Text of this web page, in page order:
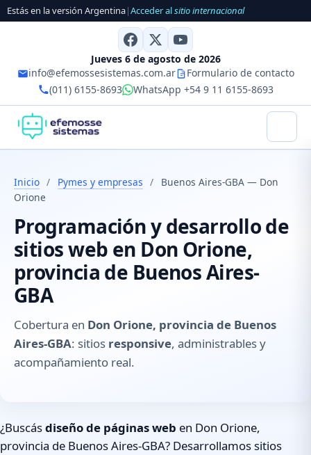
Estás en la versión Argentina|Acceder alsitio internacional
Jueves 6 de agosto de 2026
info@efemossesistemas.com.ar
Formulario de contacto
(011) 6155-8693
WhatsApp +54 9 11 6155-8693
Inicio / Pymes y empresas /
Buenos Aires-GBA — Don
Orione
Programación y desarrollo de
sitios web en Don Orione,
provincia de Buenos Aires-
GBA
Cobertura en Don Orione, provincia de Buenos
Aires-GBA: sitios responsive, administrables y
acompañamiento real.
¿Buscásdiseño de páginas web en Don Orione,
provincia de Buenos Aires-GBA? Desarrollamos sitios